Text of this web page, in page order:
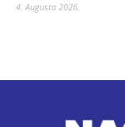
4. Augusta 2026.